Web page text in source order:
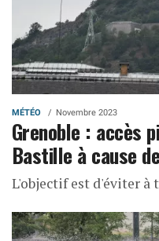
MÉTÉO Novembre 2023
Grenoble : accès
Bastille à cause
L'objectif est d'éviter à